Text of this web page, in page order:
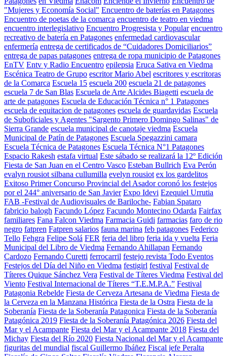
"Mujeres y Economía Social" Encuentro de baterías en Patagones
Encuentro de poetas de la comarca encuentro de teatro en viedma
encuentro interlegislativo Encuentro Progresista y Popular encuentro
recreativo de batería en Patagones enfermedad cardiovascular
enfermería entrega de certificados de “Cuidadores Domiciliarios”
entrega de papas patagones entrega de ropa municipio de Patagones
EnTV Entv y Radio Encuentro epilepsia Eruca Sativa en Viedma
Escénica Teatro de Grupo escritor Mario Abel escritores y escritoras
de la Comarca Escuela 15 escuela 200 escuela 21 de patagones
escuela 7 de San Blas Escuela de Arte Alcides Biagetti escuela de
arte de patagones Escuela de Educación Técnica n° 1 Patagones
escuela de equitacion de patagones escuela de guardavidas Escuela
de Suboficiales y Agentes "Sargento Primero Domingo Salinas" de
Sierra Grande escuela municipal de canotaje viedma Escuela
Municipal de Patín de Patagones Escuela Spegazzini camara
Escuela Técnica de Patagones Escuela Técnica N°1 Patagones
Espacio Rakesh estafa virtual Este sábado se realizará la 12º Edición
Fiesta de San Juan en el Centro Vasco Esteban Bullrich Eva Perón
evalyn rousiot silbana cullumilla evelyn rousiot ex los gardelitos
Exitoso Primer Concurso Provincial del Asador coronó los festejos
por el 244° aniversario de San Javier Expo Idevi Ezequiel Urrutia
FAB -Festival de Audiovisuales de Bariloche- Fabian Spataro
fabricio balogh Facundo López Facundo Montecino Odarda Fairfax
familiares Fana Falcon Viedma Farmacia Guidi farmacias faro de rio
negro fatpren Fatpren salarios fauna marina feb patagones Federico
Tello Fehgra Felipe Solá FER feria del libro feria ida y vuelta Feria
Municipal del Libro de Viedma Fernando Ahillapan Fernando
Cardozo Fernando Curetti ferrocarril festejo revista Todo Eventos
Festejos del Día del Niño en Viedma festigirl festival Festival de
Títeres Quique Sánchez Vera Festival de Títeres Viedma Festival del
Viento Festival Internacional de Títeres “T.E.M.P.A.” Festival
Patagonia Rebelde Fiesta de Cerveza Artesana de Viedma Fiesta de
la Cerveza en la Manzana Histórica Fiesta de la Ostra Fiesta de la
Soberanía Fiesta de la Soberanía Patagonica Fiesta de la Soberanía
Patagónica 2019 Fiesta de la Soberanía Patagónica 2026 Fiesta del
Mar y el Acampante Fiesta del Mar y el Acampante 2018 Fiesta del
Michay Fiesta del Río 2020 Fiesta Nacional del Mar y el Acampante
figuritas del mundial fiscal Guillermo Ibáñez Fiscal jefe Peralta